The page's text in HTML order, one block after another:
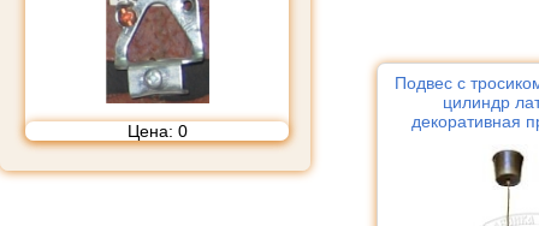
Цена: 0
Подвес с
цилиндр
декоративная